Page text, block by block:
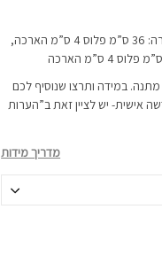
השרשרת מגיעה ב-3 אורכים לבחירה: 36 ס”מ פלוס 4 ס”מ הארכה,
במידה ותרצו שנוסיף לכם
אישית- יש לציין זאת ב”הערות
מדריך מידות